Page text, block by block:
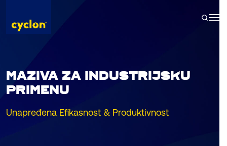
content
MAZIVA ZA INDUSTRIJSKU
PRIMENU
Unapređena Efikasnost & Produktivnost